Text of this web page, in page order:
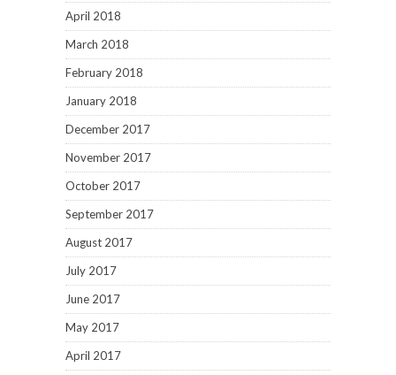
April 2018
March 2018
February 2018
January 2018
December 2017
November 2017
October 2017
September 2017
August 2017
July 2017
June 2017
May 2017
April 2017